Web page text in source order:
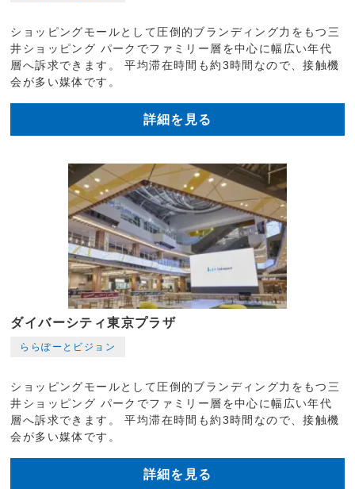
ショッピングモールとして圧倒的ブランディング力をもつ三
井ショッピング パークでファミリー層を中心に幅広い年代
層へ訴求できます。 平均滞在時間も約3時間なので、接触機
会が多い媒体です。
詳細を見る
ダイバーシティ東京プラザ
ららぽーとビジョン
ショッピングモールとして圧倒的ブランディング力をもつ三
井ショッピング パークでファミリー層を中心に幅広い年代
層へ訴求できます。 平均滞在時間も約3時間なので、接触機
会が多い媒体です。
詳細を見る